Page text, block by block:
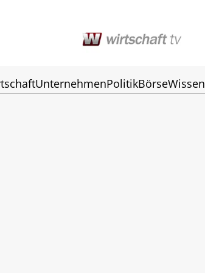
UnternehmenPolitikBörseWissen